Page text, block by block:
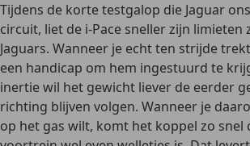
Tijdens de korte testgalop die Jaguar
circuit, liet de i-Pace sneller zijn limieten
Jaguars. Wanneer je echt ten strijde
een handicap om hem ingestuurd te
inertie wil het gewicht liever de eerder
richting blijven volgen. Wanneer je
op het gas wilt, komt het koppel zo snel